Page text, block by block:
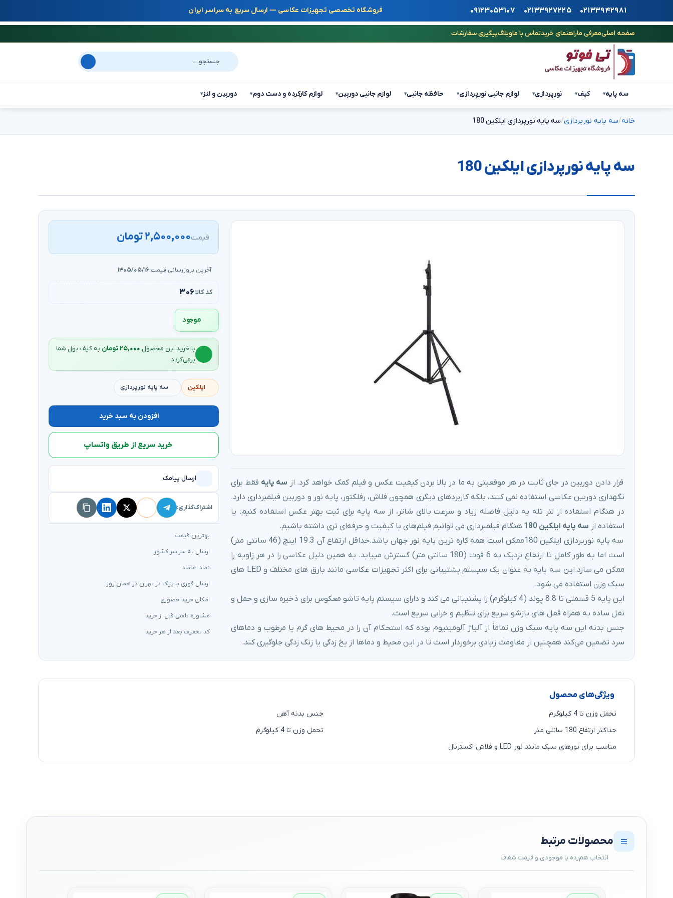
۰۲۱۳۳۹۴۲۹۸۱ ۰۲۱۳۳۹۲۷۲۲۵ ۰۹۱۲۳۰۵۳۱۰۷ فروشگاه تخصصی تجهیزات عکاسی — ارسال سریع به سراسر ایران
صفحه اصلیمعرفی ماراهنمای خریدتماس با ماوبلاگپیگیری سفارشات
جستجو در سایت
سه پایه▾ کیف▾ نورپردازی▾ لوازم جانبی نورپردازی▾ حافظه جانبی▾ لوازم جانبی دوربین▾ لوازم کارکرده و دست دوم▾ دوربین و لنز▾
خانه سه پایه نورپردازی سه پایه نورپردازی ایلکین 180
سه پایه نورپردازی ایلکین 180
قیمت۲,۵۰۰,۰۰۰ تومان
آخرین بروزرسانی قیمت:۱۴۰۵/۰۵/۱۶
کد کالا۳۰۶
موجود
با خرید این محصول ۲۵,۰۰۰ تومان
به کیف‌ پول شما
برمی‌گردد
ایلکین سه پایه نورپردازی
افزودن به سبد خرید
خرید سریع از طریق واتساپ
ارسال پیامک
اشتراک‌گذاری:
بهترین قیمت
ارسال به سراسر کشور
نماد اعتماد
ارسال فوری با پیک در تهران در همان روز
امکان خرید حضوری
مشاوره تلفنی قبل از خرید
کد تخفیف بعد از هر خرید
قرار دادن دوربین در جای ثابت در هر موقعیتی به ما در بالا بردن کیفیت عکس و فیلم کمک خواهد کرد. از سه پایه فقط برای
نگهداری دوربین عکاسی استفاده نمی کنند، بلکه کاربردهای دیگری همچون فلاش، رفلکتور، پایه نور و دوربین فیلمبرداری دارد.
در هنگام استفاده از لنز تله به دلیل فاصله زیاد و سرعت بالای شاتر، از سه پایه برای ثبت بهتر عکس استفاده کنیم. با
استفاده از سه پایه ایلکین 180
هنگام فیلمبرداری می توانیم فیلم‌های با کیفیت و حرفه‌ای تری داشته باشیم.
سه پایه نورپردازی ایلکین 180ممکن است همه کاره ترین پایه نور جهان باشد.حداقل ارتفاع آن 19.3 اینچ (46 سانتی متر)
است اما به طور کامل تا ارتفاع نزدیک به 6 فوت (180 سانتی متر) گسترش مییابد. به همین دلیل عکاسی را در هر زاویه را
ممکن می سازد.این سه پایه به عنوان یک سیستم پشتیبانی برای اکثر تجهیزات عکاسی مانند بارق های مختلف و LED های
سبک وزن استفاده می شود.
این پایه 5 قسمتی تا 8.8 پوند (4 کیلوگرم) را پشتیبانی می کند و دارای سیستم پایه تاشو معکوس برای ذخیره سازی و حمل و
نقل ساده به همراه قفل های بازشو سریع برای تنظیم و خرابی سریع است.
جنس بدنه این سه پایه سبک وزن تماماً از آلیاژ آلومینیوم بوده که استحکام آن را در محیط های گرم یا مرطوب و دماهای
سرد تضمین می‌کند همچنین از مقاومت زیادی برخوردار است تا در این محیط و دماها از یخ زدگی یا زنگ زدگی جلوگیری کند.
ویژگی‌های محصول
تحمل وزن تا 4 کیلوگرم
جنس بدنه آهن
حداکثر ارتفاع 180 سانتی متر
تحمل وزن تا 4 کیلوگرم
مناسب برای نورهای سبک مانند نور LED و فلاش اکسترنال
محصولات مرتبط